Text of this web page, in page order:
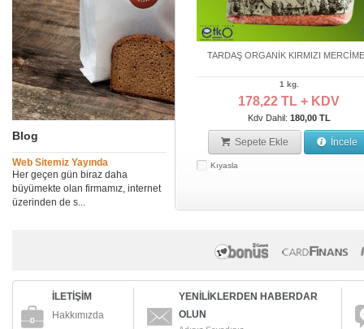
Blog
Web Sitemiz Yayında
Her geçen gün biraz daha
büyümekte olan firmamız, internet
üzerinden de s...
TARDAŞ ORGANİK KIRMIZI
1 kg.
178,22 TL + KDV
Kdv Dahil: 180,00 TL
Sepete Ekle İncele
Kıyasla
İLETİŞİM
Hakkımızda
YENİLİKLERDEN HABERDAR
OLUN